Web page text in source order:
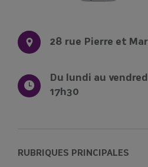
28 rue Pierre et
Du lundi au
17h30
RUBRIQUES PRINCIPALES